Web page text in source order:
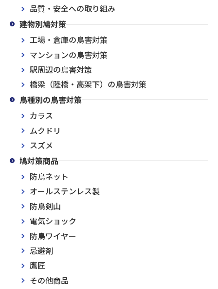
品質・安全への取り組み
建物別鳩対策
工場・倉庫の鳥害対策
マンションの鳥害対策
駅周辺の鳥害対策
橋梁（陸橋・高架下）の鳥害対策
鳥種別の鳥害対策
カラス
ムクドリ
スズメ
鳩対策商品
防鳥ネット
オールステンレス製
防鳥剣山
電気ショック
防鳥ワイヤー
忌避剤
鷹匠
その他商品